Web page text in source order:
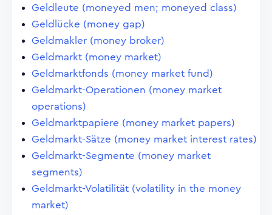
Geldleute (moneyed men; moneyed class)
Geldlücke (money gap)
Geldmakler (money broker)
Geldmarkt (money market)
Geldmarktfonds (money market fund)
Geldmarkt-Operationen (money market
operations)
Geldmarktpapiere (money market papers)
Geldmarkt-Sätze (money market interest rates)
Geldmarkt-Segmente (money market
segments)
Geldmarkt-Volatilität (volatility in the money
market)